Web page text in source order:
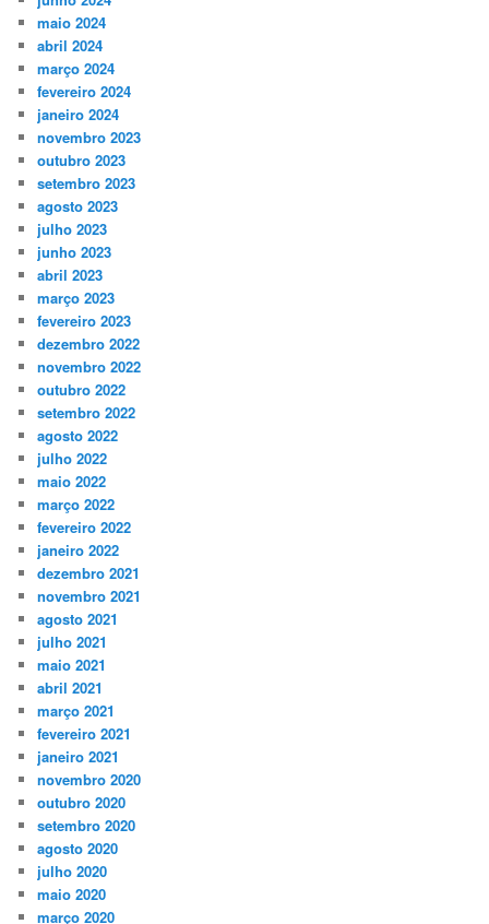
maio 2024
abril 2024
março 2024
fevereiro 2024
janeiro 2024
novembro 2023
outubro 2023
setembro 2023
agosto 2023
julho 2023
junho 2023
abril 2023
março 2023
fevereiro 2023
dezembro 2022
novembro 2022
outubro 2022
setembro 2022
agosto 2022
julho 2022
maio 2022
março 2022
fevereiro 2022
janeiro 2022
dezembro 2021
novembro 2021
agosto 2021
julho 2021
maio 2021
abril 2021
março 2021
fevereiro 2021
janeiro 2021
novembro 2020
outubro 2020
setembro 2020
agosto 2020
julho 2020
maio 2020
março 2020